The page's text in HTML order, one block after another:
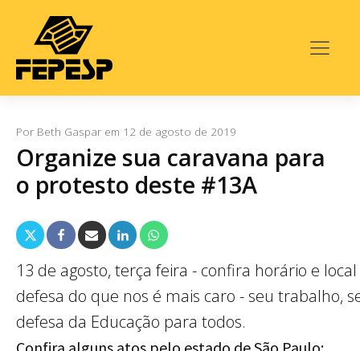
Por Beth Gaspar em 12 de agosto de 2019
Organize sua caravana para
o protesto deste #13A
13 de agosto, terça feira - confira horário e
defesa do que nos é mais caro - seu trabalho,
defesa da Educação para todos.